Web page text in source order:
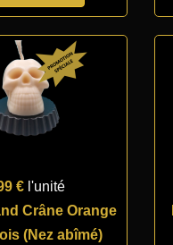
€ l'unité
Crâne Orange
(Nez abîmé)